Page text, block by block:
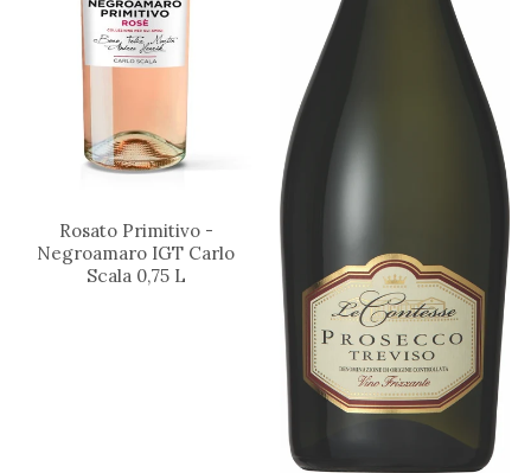
Rosato Primitivo -
Negroamaro IGT Carlo
Scala 0,75 L